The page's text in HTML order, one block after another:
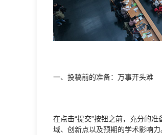
一、投稿前的准备：万事开头难
在点击“提交”按钮之前，充分的
域、创新点以及预期的学术影响